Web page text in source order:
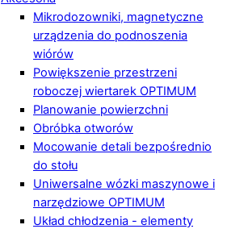
Mikrodozowniki, magnetyczne
urządzenia do podnoszenia
wiórów
Powiększenie przestrzeni
roboczej wiertarek OPTIMUM
Planowanie powierzchni
Obróbka otworów
Mocowanie detali bezpośrednio
do stołu
Uniwersalne wózki maszynowe i
narzędziowe OPTIMUM
Układ chłodzenia - elementy